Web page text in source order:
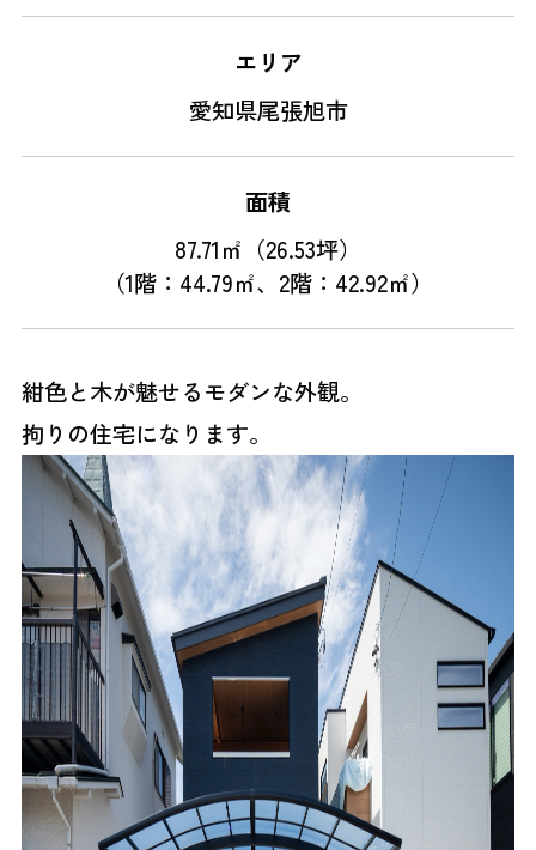
エリア
愛知県尾張旭市
面積
87.71㎡（26.53坪）
（1階：44.79㎡、2階：42.92㎡）
紺色と木が魅せるモダンな外観。
拘りの住宅になります。